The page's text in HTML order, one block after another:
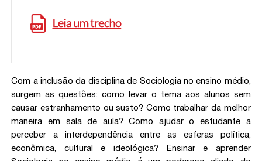
Com a inclusão da disciplina de Sociologia no ensino médio,
surgem as questões: como levar o tema aos alunos sem
causar estranhamento ou susto? Como trabalhar da melhor
maneira em sala de aula? Como ajudar o estudante a
perceber a interdependência entre as esferas política,
econômica, cultural e ideológica? Ensinar e aprender